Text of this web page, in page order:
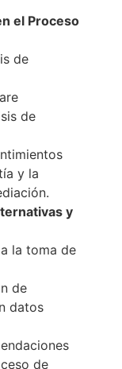
el Proceso
de
de
y la
y
la toma de
de
datos
de